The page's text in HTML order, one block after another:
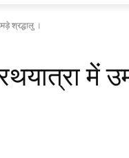
श्रद्धालु ।
में